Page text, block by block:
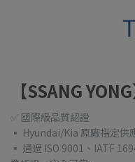
【SSANG
✅ 國際級品質認證
▪ Hyundai/Kia 原廠指定供
▪ 通過 ISO 9001、IATF